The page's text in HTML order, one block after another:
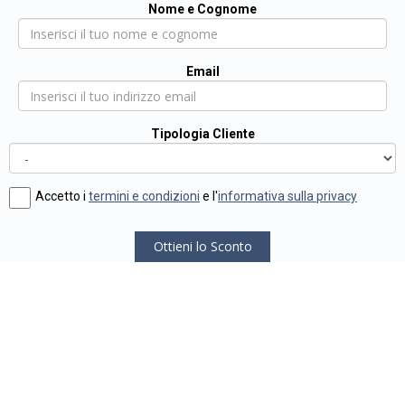
Nome e Cognome
Email
Tipologia Cliente
Accetto i termini e condizioni e l'informativa sulla privacy
Ottieni lo Sconto